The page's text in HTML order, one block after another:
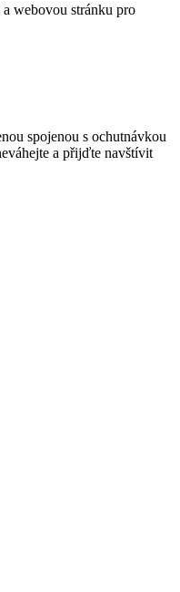
webovou stránku pro
spojenou s ochutnávkou
a přijďte navštívit